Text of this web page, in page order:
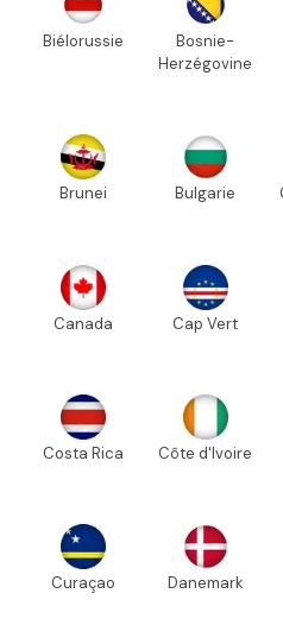
Biélorussie
Bosnie-
Herzégovine
Brunei Bulgarie
Canada Cap Vert
Costa Rica Côte d'Ivoire
Curaçao Danemark